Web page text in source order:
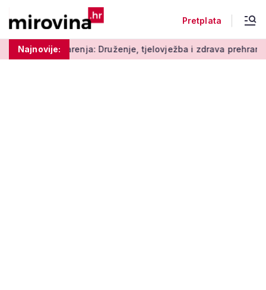
Pretplata
Najnovije:
Druženje, tjelovježba i zdrava prehrana za umirovljenike